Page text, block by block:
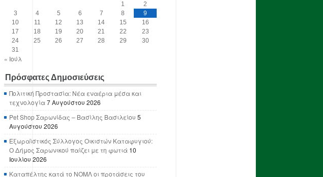
1
2
3
4 5 6 7 8
9
10
11 12 13 14 15
16
17
18 19 20 21 22
23
24
25 26 27 28 29
30
31
« Ιούλ
Πρόσφατες Δημοσιεύσεις
Πολιτική Προστασία: Νέα εναέρια μέσα και
τεχνολογία7 Αυγούστου 2026
Pet Shop Σαρωνίδας – Βασίλης Βασιλείου 5
Αυγούστου 2026
Εξωραϊστικός Σύλλογος Οικιστών Καταφυγιού:
Ο Δήμος Σαρωνικού παίζει με τη φωτιά 10
Ιουλίου 2026
Καταπέλτης κατά το ΝΟΜΛ οι προτάσεις του